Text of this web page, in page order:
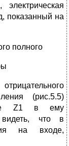
показанный на
полного
(рис.5.5)
Z1 в ему
видеть, что в
на входе,